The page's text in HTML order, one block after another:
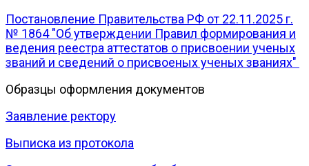
Постановление Правительства РФ от 22.11.2025 г.
№ 1864 "Об утверждении Правил формирования и
ведения реестра аттестатов о присвоении ученых
званий и сведений о присвоеных ученых званиях"
Образцы оформления документов
Заявление ректору
Выписка из протокола